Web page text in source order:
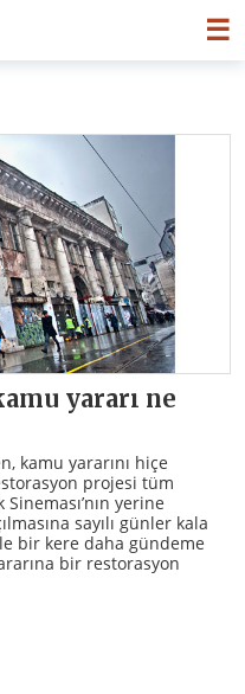
☰
yararı ne
kamu yararını hiçe
projesi tüm
yerine
sayılı günler kala
bir kere daha gündeme
bir restorasyon